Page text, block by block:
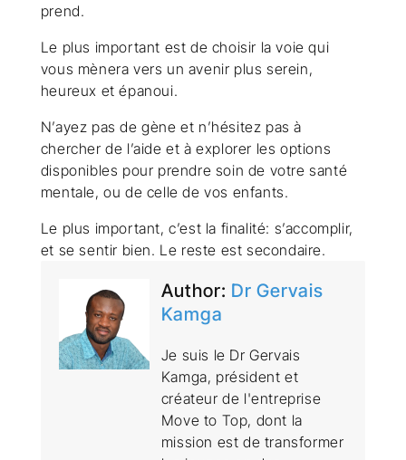
prend.
Le plus important est de choisir la voie qui
vous mènera vers un avenir plus serein,
heureux et épanoui.
N’ayez pas de gène et n’hésitez pas à
chercher de l’aide et à explorer les options
disponibles pour prendre soin de votre santé
mentale, ou de celle de vos enfants.
Le plus important, c’est la finalité: s’accomplir,
et se sentir bien. Le reste est secondaire.
Author: Dr Gervais
Kamga
Je suis le Dr Gervais
Kamga, président et
créateur de l'entreprise
Move to Top, dont la
mission est de transformer